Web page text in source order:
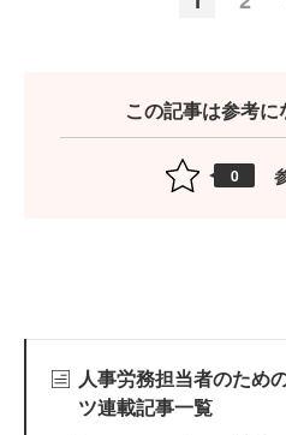
この記事は参考に
0
人事労務担当者のため
ツ連載記事一覧